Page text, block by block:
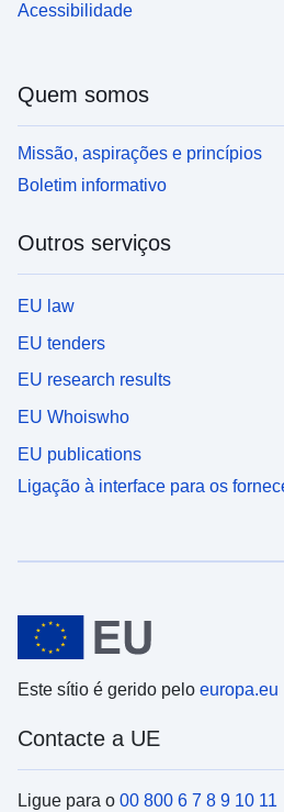
Acessibilidade
Quem somos
Missão, aspirações e princípios
Boletim informativo
Outros serviços
EU law
EU tenders
EU research results
EU Whoiswho
EU publications
Ligação à interface para os
Este sítio é gerido pelo europa.eu
Contacte a UE
Ligue para o 00 800 6 7 8 9 10 11